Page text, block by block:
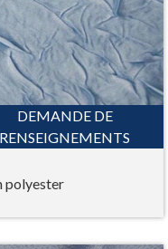
DEMANDE DE
RENSEIGNEMENTS
polyester